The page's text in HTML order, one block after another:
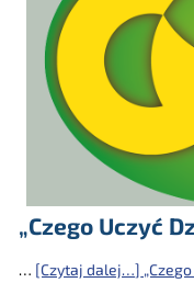
„Czego Uczyć
… [Czytaj dalej…]